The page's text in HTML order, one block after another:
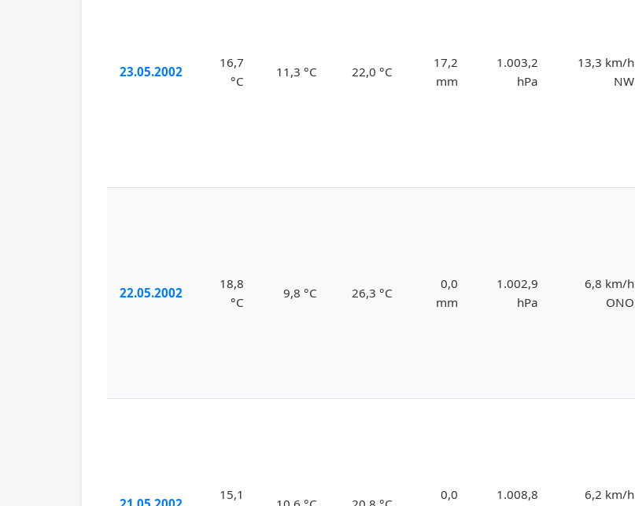
23.05.2002
16,7
°C
11,3 °C 22,0 °C
17,2
mm
1.003,2
hPa
13,3 km/h
NW
22.05.2002
18,8
°C
9,8 °C 26,3 °C
0,0
mm
1.002,9
hPa
6,8 km/h
ONO
15,1
0,0
1.008,8
6,2 km/h